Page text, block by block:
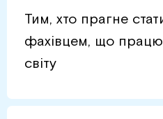
Тим, хто прагне
фахівцем, що
світу